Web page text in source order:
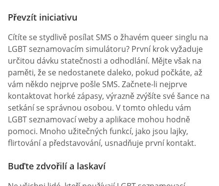
Převzít iniciativu
Cítíte se stydlivě posílat SMS o žhavém queer singlu na
LGBT seznamovacím simulátoru? První krok vyžaduje
určitou dávku statečnosti a odhodlání. Mějte však na
paměti, že se nedostanete daleko, pokud počkáte, až
vám někdo nejprve pošle SMS. Začnete-li nejprve
kontaktovat horké zápasy, výrazně zvýšíte své šance na
setkání se správnou osobou. V tomto ohledu vám
LGBT seznamovací weby a aplikace mohou hodně
pomoci. Mnoho užitečných funkcí, jako jsou lajky,
flirtování a představování, usnadňuje první kontakt.
Buďte zdvořilí a laskaví